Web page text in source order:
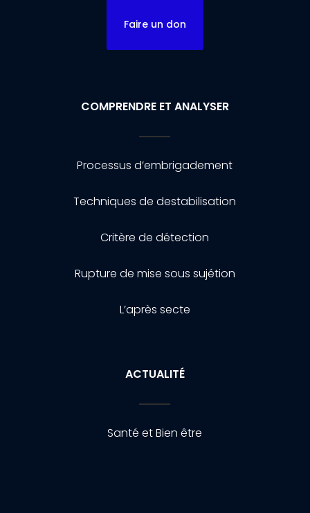
Faire un don
COMPRENDRE ET ANALYSER
Processus d’embrigadement
Techniques de destabilisation
Critère de détection
Rupture de mise sous sujétion
L’après secte
ACTUALITÉ
Santé et Bien être